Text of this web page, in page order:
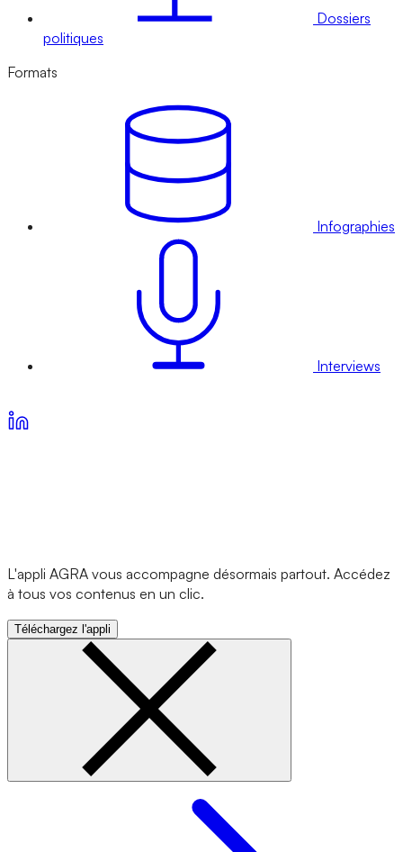
Dossiers
politiques
Formats
Infographies
Interviews
L'appli AGRA vous accompagne désormais partout. Accédez
à tous vos contenus en un clic.
Téléchargez l'appli